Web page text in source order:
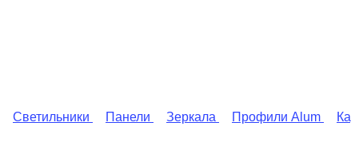
Светильники Панели Зеркала Профили Alum